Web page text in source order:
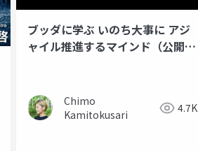
ブッダに学ぶ いのち大事に アジ
ャイル推進するマインド（公開
Chimo
Kamitokusari
4.7K